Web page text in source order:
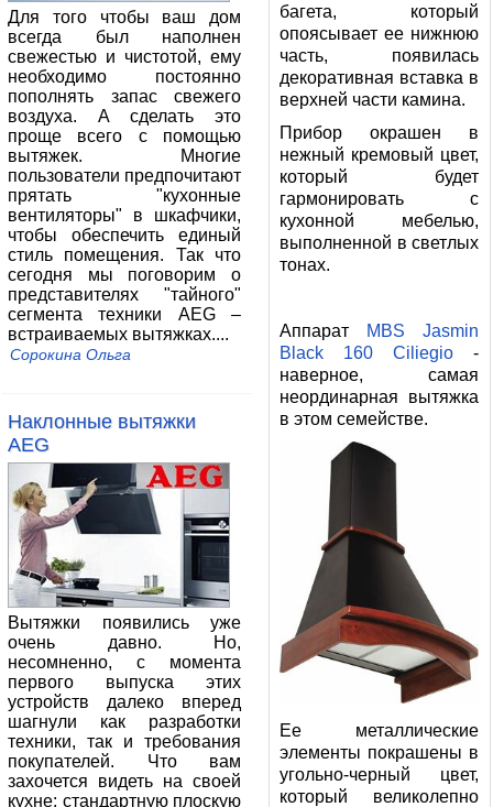
Для того чтобы ваш дом
всегда был наполнен
свежестью и чистотой, ему
необходимо постоянно
пополнять запас свежего
воздуха. А сделать это
проще всего с помощью
вытяжек. Многие
пользователи предпочитают
прятать "кухонные
вентиляторы" в шкафчики,
чтобы обеспечить единый
стиль помещения. Так что
сегодня мы поговорим о
представителях "тайного"
сегмента техники AEG –
встраиваемых вытяжках....
Сорокина Ольга
Наклонные вытяжки
AEG
Вытяжки появились уже
очень давно. Но,
несомненно, с момента
первого выпуска этих
устройств далеко вперед
шагнули как разработки
техники, так и требования
покупателей. Что вам
захочется видеть на своей
кухне: стандартную плоскую
багета, который
опоясывает ее нижнюю
часть, появилась
декоративная вставка в
верхней части камина.
Прибор окрашен в
нежный кремовый цвет,
который будет
гармонировать с
кухонной мебелью,
выполненной в светлых
тонах.
Аппарат
MBS Jasmin
Black 160 Ciliegio -
наверное, самая
неординарная вытяжка
в этом семействе.
Ее металлические
элементы покрашены в
угольно-черный цвет,
который великолепно